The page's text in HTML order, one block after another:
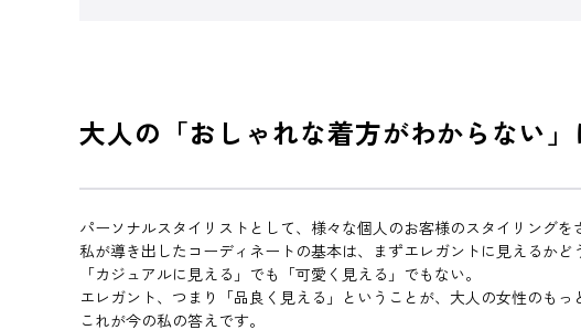
大人の「おしゃれな着方がわからない
パーソナルスタイリストとして、様々な個人のお客様のスタイリングを
私が導き出したコーディネートの基本は、まずエレガントに見えるかど
「カジュアルに見える」でも「可愛く見える」でもない。
エレガント、つまり「品良く見える」ということが、大人の女性のもっ
これが今の私の答えです。